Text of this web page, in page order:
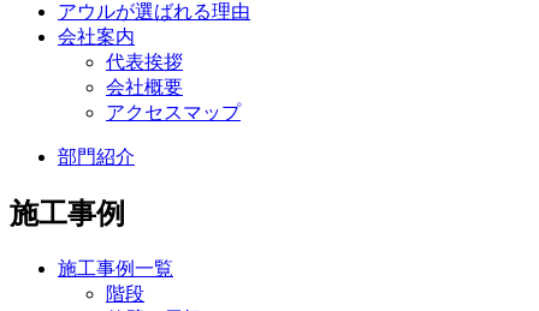
アウルが選ばれる理由
会社案内
代表挨拶
会社概要
アクセスマップ
部門紹介
施工事例
施工事例一覧
階段